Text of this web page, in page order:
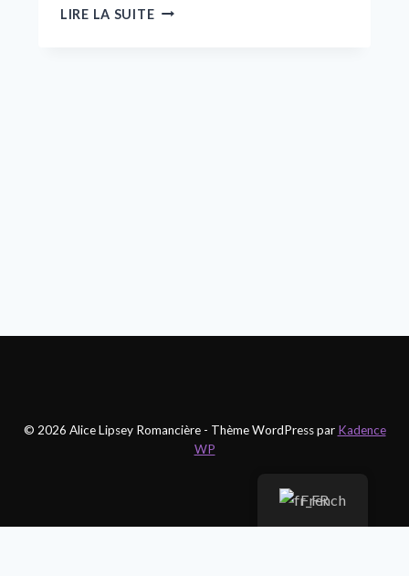
LIRE LA SUITEMON
© 2026 Alice Lipsey Romancière - Thème WordPress par Kadence
WP
French